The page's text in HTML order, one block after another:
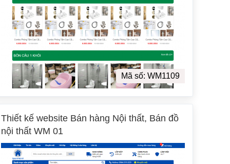
Mã số: WM1109
Thiết kế website Bán hàng Nội thất, Bán đồ
nội thất WM 01